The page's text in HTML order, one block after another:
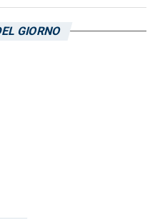
Davide Nicola, la
GIORNO